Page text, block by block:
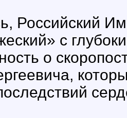
Российский
с
о